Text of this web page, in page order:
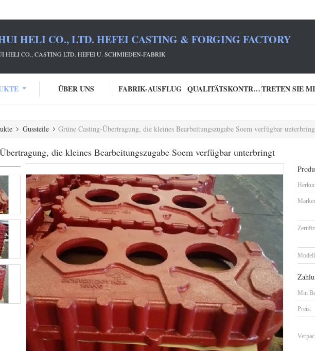
HELI CO., LTD. HEFEI CASTING & FORGING FACTORY
HELI CO., CASTING LTD. HEFEI U. SCHMIEDEN-FABRIK
ÜBER UNS FABRIK-AUSFLUG QUALITÄTSKONTROLLE
Gussteile Grüne Casting-Übertragung, die kleines Bearbeitungszugabe Soem verfügbar
die kleines Bearbeitungszugabe Soem verfügbar unterbringt
Min
Preis: